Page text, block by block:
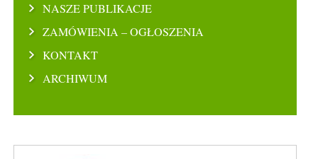
NASZE PUBLIKACJE
ZAMÓWIENIA – OGŁOSZENIA
KONTAKT
ARCHIWUM